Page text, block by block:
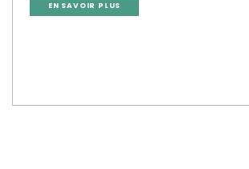
EN SAVOIR PLUS